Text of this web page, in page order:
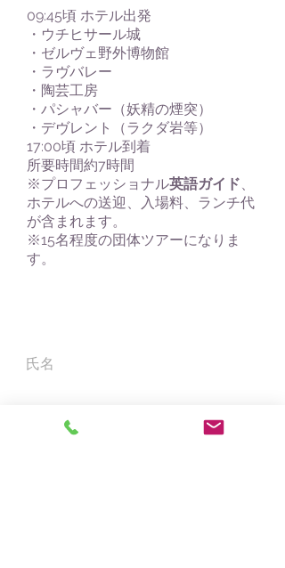
09:45頃 ホテル出発
・ウチヒサール城
・ゼルヴェ野外博物館
・ラヴバレー
・陶芸工房
・パシャバー（妖精の煙突）
・デヴレント（ラクダ岩等）
17:00頃 ホテル到着
​所要時間約7時間
​※プロフェッショナル英語ガイド、
ホテルへの送迎、入場料、ランチ代
が含まれます。
※15名程度の団体ツアーになりま
す。